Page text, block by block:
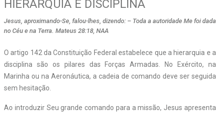
HIERARQUIA E DISCIPLINA
Jesus, aproximando-Se, falou-lhes, dizendo: – Toda a autoridade Me foi dada
no Céu e na Terra. Mateus 28:18, NAA
O artigo 142 da Constituição Federal estabelece que a hierarquia e a
disciplina são os pilares das Forças Armadas. No Exército, na
Marinha ou na Aeronáutica, a cadeia de comando deve ser seguida
sem hesitação.
Ao introduzir Seu grande comando para a missão, Jesus apresenta